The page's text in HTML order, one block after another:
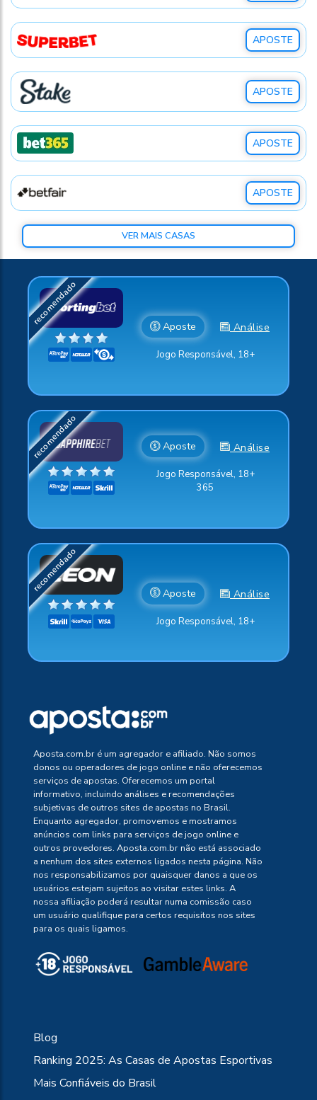
APOSTE
APOSTE
APOSTE
APOSTE
VER MAIS CASAS
Aposte Análise
Jogo Responsável, 18+
Aposte Análise
Jogo Responsável, 18+
365
Aposte Análise
Jogo Responsável, 18+
Aposta.com.br é um agregador e afiliado. Não somos
donos ou operadores de jogo online e não oferecemos
serviços de apostas. Oferecemos um portal
informativo, incluindo análises e recomendações
subjetivas de outros sites de apostas no Brasil.
Enquanto agregador, promovemos e mostramos
anúncios com links para serviços de jogo online e
outros provedores. Aposta.com.br não está associado
a nenhum dos sites externos ligados nesta página. Não
nos responsabilizamos por quaisquer danos a que os
usuários estejam sujeitos ao visitar estes links. A
nossa afiliação poderá resultar numa comissão caso
um usuário qualifique para certos requisitos nos sites
para os quais ligamos.
Blog
Ranking 2025: As Casas de Apostas Esportivas
Mais Confiáveis do Brasil